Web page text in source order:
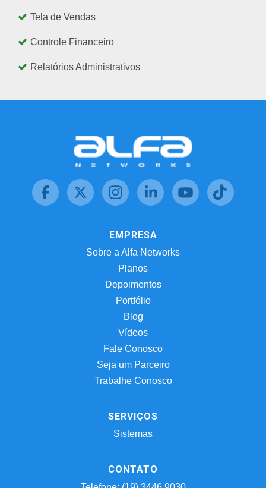
Tela de Vendas
Controle Financeiro
Relatórios Administrativos
EMPRESA
Sobre a Alfa Networks
Planos
Depoimentos
Portfólio
Blog
Vídeos
Fale Conosco
Seja um Parceiro
Trabalhe Conosco
SERVIÇOS
Sistemas
CONTATO